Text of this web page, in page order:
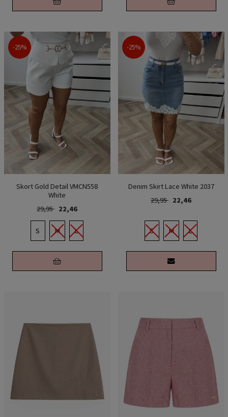
-25%
Skort Gold Detail VMCN558
White
29,95 22,46
S M L
-25%
Denim Skirt Lace White 2037
29,95 22,46
S M L